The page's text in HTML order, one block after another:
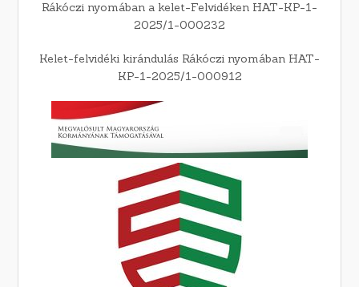
Rákóczi nyomában a kelet-Felvidéken HAT-KP-1-
2025/1-000232
Kelet-felvidéki kirándulás Rákóczi nyomában HAT-
KP-1-2025/1-000912